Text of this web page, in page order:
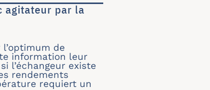
agitateur par la
de
information leur
l’échangeur existe
rendements
requiert un